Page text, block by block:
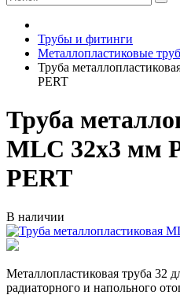
Трубы и фитинги
Металлопластиковые
Труба
PERT
Труба
MLC 32x3 мм
PERT
В наличии
Металлопластиковая труба 32
радиаторного и напольного